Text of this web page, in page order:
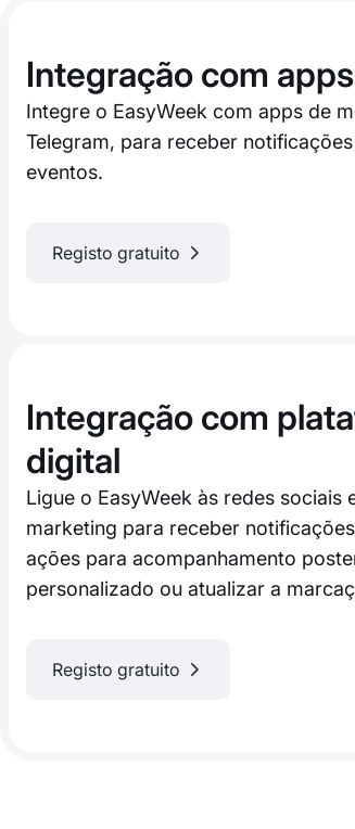
Integração com
Integre o EasyWeek com apps de
Telegram, para receber
eventos.
Registo gratuito
Integração com
digital
Ligue o EasyWeek às redes
marketing para receber
ações para acompanhamento
personalizado ou atualizar a
Registo gratuito